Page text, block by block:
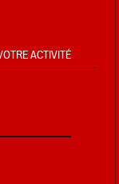
ACTIVITÉ